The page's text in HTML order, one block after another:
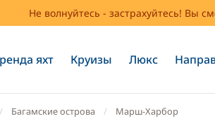
Не волнуйтесь - застрахуйтесь! Вы
яхт Круизы Люкс
Багамские острова Марш-Харбор